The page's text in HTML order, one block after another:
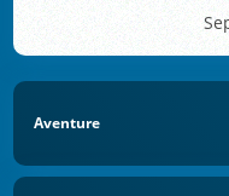
Aventure